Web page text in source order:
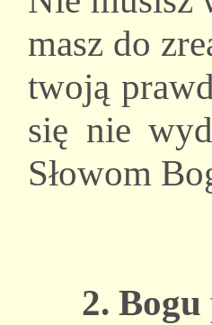
masz do
twoją
się nie
Słowom
2.